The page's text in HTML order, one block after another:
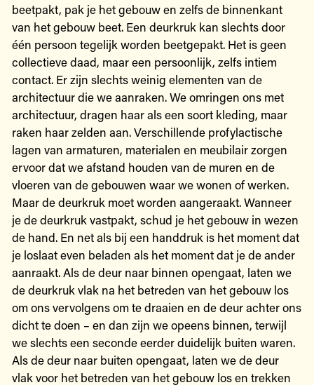
beetpakt, pak je het gebouw en zelfs de binnenkant
van het gebouw beet. Een deurkruk kan slechts door
één persoon tegelijk worden beetgepakt. Het is geen
collectieve daad, maar een persoonlijk, zelfs intiem
contact. Er zijn slechts weinig elementen van de
architectuur die we aanraken. We omringen ons met
architectuur, dragen haar als een soort kleding, maar
raken haar zelden aan. Verschillende profylactische
lagen van armaturen, materialen en meubilair zorgen
ervoor dat we afstand houden van de muren en de
vloeren van de gebouwen waar we wonen of werken.
Maar de deurkruk moet worden aangeraakt. Wanneer
je de deurkruk vastpakt, schud je het gebouw in wezen
de hand. En net als bij een handdruk is het moment dat
je loslaat even beladen als het moment dat je de ander
aanraakt. Als de deur naar binnen opengaat, laten we
de deurkruk vlak na het betreden van het gebouw los
om ons vervolgens om te draaien en de deur achter ons
dicht te doen – en dan zijn we opeens binnen, terwijl
we slechts een seconde eerder duidelijk buiten waren.
Als de deur naar buiten opengaat, laten we de deur
vlak voor het betreden van het gebouw los en trekken